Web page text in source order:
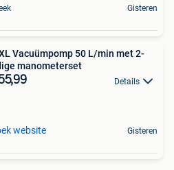
Gisteren
Vacuümpomp 50 L/min met 2-
manometerset
Details
website Gisteren